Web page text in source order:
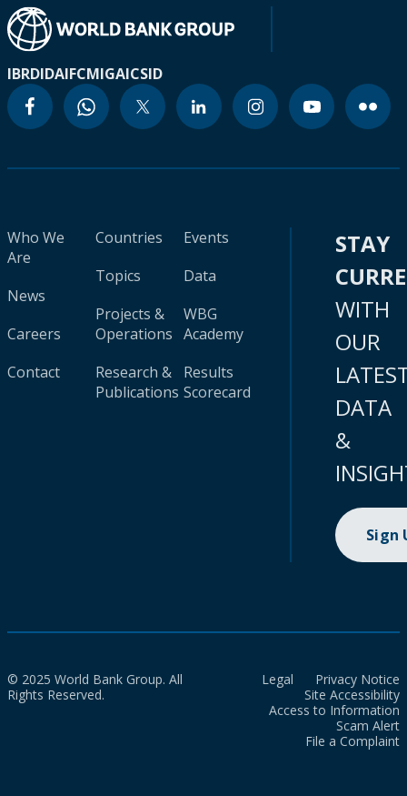
IBRDIDAIFCMIGAICSID
Who We
Are
News
Careers
Contact
Countries
Topics
Projects &
Operations
Research &
Publications
Events
Data
WBG
Academy
Results
Scorecard
STAY
WITH
OUR
DATA
&
Sign
© 2025 World Bank Group. All
Rights Reserved.
Legal
Privacy Notice
Site Accessibility
Access to Information
Scam Alert
File a Complaint